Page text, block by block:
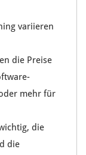
variieren
die Preise
mehr für
die
die